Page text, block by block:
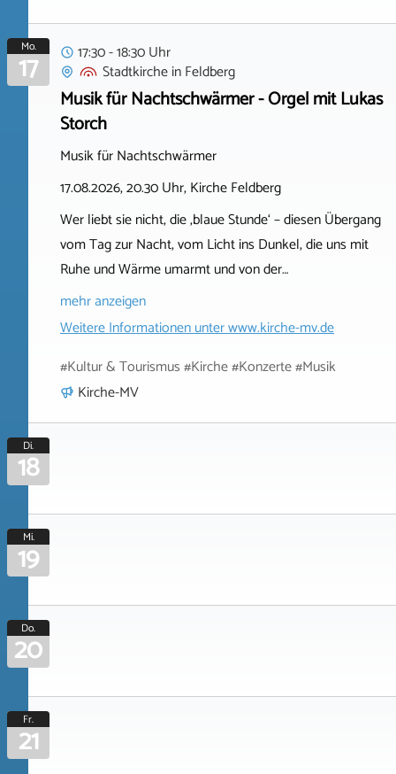
Mo.
17
17:30 - 18:30 Uhr
StadtkircheinFeldberg
Musik für Nachtschwärmer - Orgel mit Lukas
Storch
Musik für Nachtschwärmer
17.08.2026, 20.30 Uhr, Kirche Feldberg
Wer liebt sie nicht, die ‚blaue Stunde‘ – diesen Übergang
vom Tag zur Nacht, vom Licht ins Dunkel, die uns mit
Ruhe und Wärme umarmt und von der…
mehr anzeigen
Weitere Informationen unterwww.kirche-mv.de
#Kultur & Tourismus #Kirche #Konzerte #Musik
Kirche-MV
Di.
18
Mi.
19
Do.
20
Fr.
21